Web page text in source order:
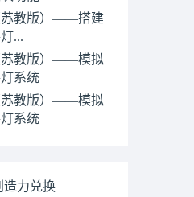
苏教版）——搭建
...
苏教版）——模拟
系统
苏教版）——模拟
系统
造力兑换